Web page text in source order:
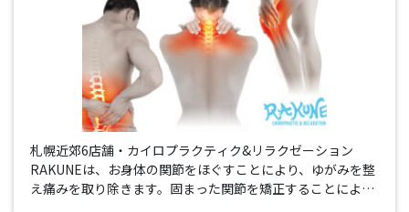
札幌近郊6店舗・カイロプラクティク&リラクゼーション
RAKUNEは、お身体の関節をほぐすことにより、ゆがみを整
え痛みを取り除きます。固まった関節を矯正することにより